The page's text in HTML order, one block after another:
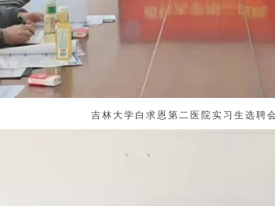
吉林大学白求恩第二医院实习生选聘